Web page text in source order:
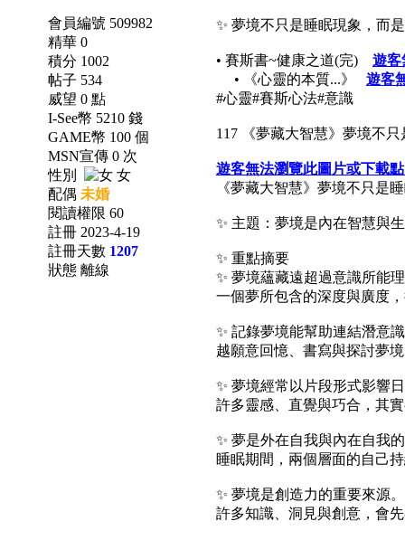
會員編號 509982
精華 0
積分 1002
帖子 534
威望 0 點
I-See幣 5210 錢
GAME幣 100 個
MSN宣傳 0 次
性別
女
配偶 未婚
閱讀權限 60
註冊 2023-4-19
註冊天數 1207
狀態 離線
✨ 夢境不只是睡眠現象，而
• 賽斯書~健康之道(完) 遊客
• 《心靈的本質...》 遊客
#心靈#賽斯心法#意識
117 《夢藏大智慧》夢境不
遊客無法瀏覽此圖片或下載
《夢藏大智慧》夢境不只是
✨ 主題：夢境是內在智慧與
✨ 重點摘要
✨ 夢境蘊藏遠超過意識所能
一個夢所包含的深度與廣度
✨ 記錄夢境能幫助連結潛意
越願意回憶、書寫與探討夢
✨ 夢境經常以片段形式影響
許多靈感、直覺與巧合，其
✨ 夢是外在自我與內在自我
睡眠期間，兩個層面的自己
✨ 夢境是創造力的重要來源。
許多知識、洞見與創意，會